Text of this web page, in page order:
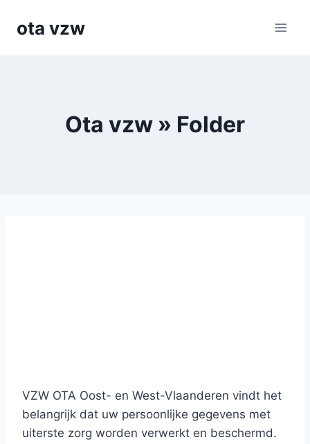
ota vzw
Ota vzw » Folder
VZW OTA Oost- en West-Vlaanderen vindt het
belangrijk dat uw persoonlijke gegevens met
uiterste zorg worden verwerkt en beschermd.